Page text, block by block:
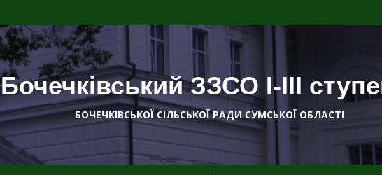
Бочечківський ЗЗСО І-ІІІ
БОЧЕЧКІВСЬКОЇ СІЛЬСЬКОЇ РАДИ СУМСЬКОЇ ОБЛАСТІ